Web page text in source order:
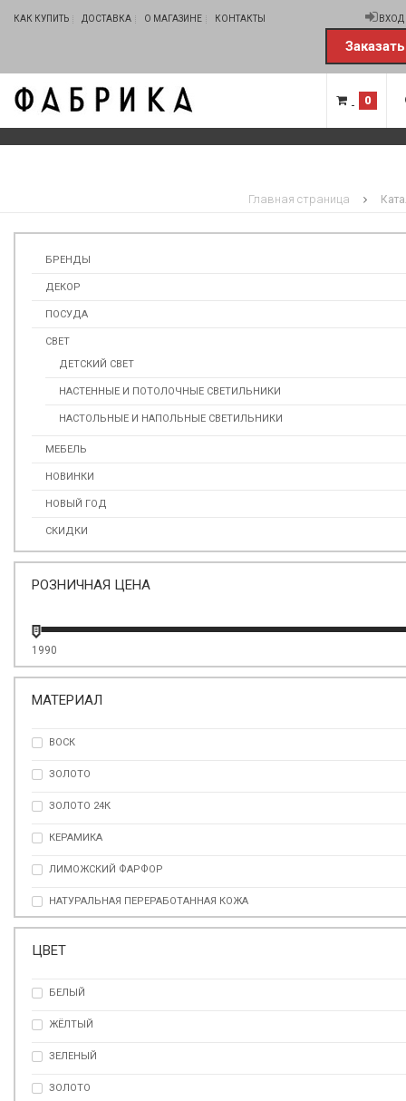
КАК КУПИТЬ ДОСТАВКА О МАГАЗИНЕ КОНТАКТЫ ВХОД
0
Главная страница
БРЕНДЫ
ДЕКОР
ПОСУДА
СВЕТ
ДЕТСКИЙ СВЕТ
НАСТЕННЫЕ И ПОТОЛОЧНЫЕ СВЕТИЛЬНИКИ
НАСТОЛЬНЫЕ И НАПОЛЬНЫЕ СВЕТИЛЬНИКИ
МЕБЕЛЬ
НОВИНКИ
НОВЫЙ ГОД
СКИДКИ
РОЗНИЧНАЯ ЦЕНА
1990
МАТЕРИАЛ
ВОСК
ЗОЛОТО
ЗОЛОТО 24К
КЕРАМИКА
ЛИМОЖСКИЙ ФАРФОР
НАТУРАЛЬНАЯ ПЕРЕРАБОТАННАЯ КОЖА
ПЛЕКСИГЛАС
СТЕКЛО
ФАРФОР
ФАРФОР
ЦВЕТ
БЕЛЫЙ
ЖЁЛТЫЙ
ЗЕЛЕНЫЙ
ЗОЛОТО